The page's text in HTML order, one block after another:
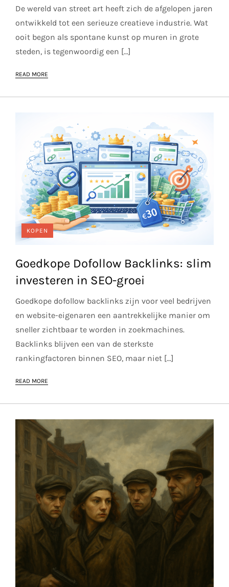
De wereld van street art heeft zich de afgelopen jaren
ontwikkeld tot een serieuze creatieve industrie. Wat
ooit begon als spontane kunst op muren in grote
steden, is tegenwoordig een […]
READ MORE
KOPEN
Goedkope Dofollow Backlinks: slim
investeren in SEO-groei
Goedkope dofollow backlinks zijn voor veel bedrijven
en website-eigenaren een aantrekkelijke manier om
sneller zichtbaar te worden in zoekmachines.
Backlinks blijven een van de sterkste
rankingfactoren binnen SEO, maar niet […]
READ MORE